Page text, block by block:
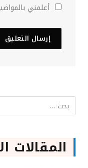
أعلمني
المقالات